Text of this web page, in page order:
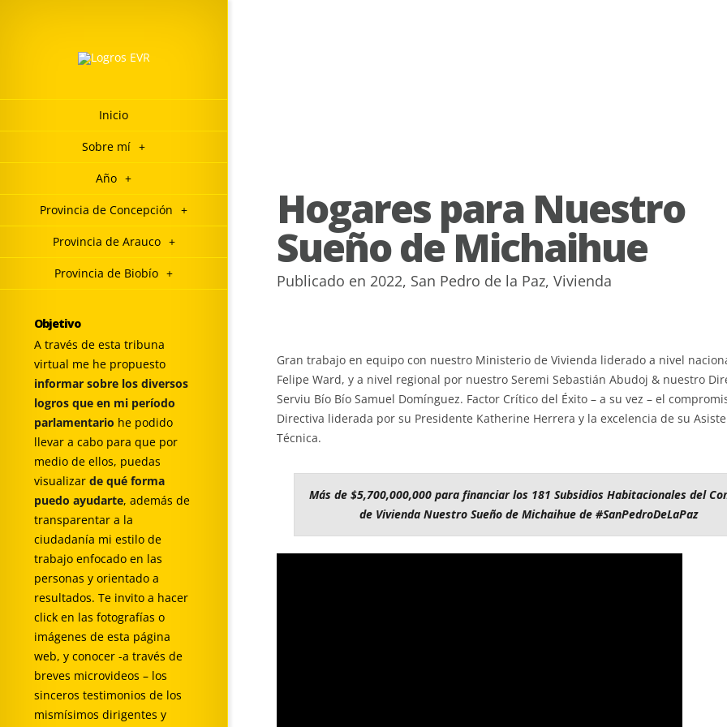
Inicio
Sobre mí +
Año +
Provincia de Concepción +
Provincia de Arauco +
Provincia de Biobío +
Objetivo
A través de esta tribuna
virtual me he propuesto
informar sobre los diversos
logros que en mi período
parlamentario he podido
llevar a cabo para que por
medio de ellos, puedas
visualizar de qué forma
puedo ayudarte, además de
transparentar a la
ciudadanía mi estilo de
trabajo enfocado en las
personas y orientado a
resultados. Te invito a hacer
click en las fotografías o
imágenes de esta página
web, y conocer -a través de
breves microvideos – los
sinceros testimonios de los
mismísimos dirigentes y
Hogares para Nuestro
Sueño de Michaihue
Publicado en 2022, San Pedro de la Paz, Vivienda
Gran trabajo en equipo con nuestro Ministerio de Vivienda liderado a nivel
Felipe Ward, y a nivel regional por nuestro Seremi Sebastián Abudoj & nuestro
Serviu Bío Bío Samuel Domínguez. Factor Crítico del Éxito – a su vez – el
Directiva liderada por su Presidente Katherine Herrera y la excelencia de su
Técnica.
Más de $5,700,000,000 para financiar los 181 Subsidios Habitacionales del
de Vivienda Nuestro Sueño de Michaihue de #SanPedroDeLaPaz